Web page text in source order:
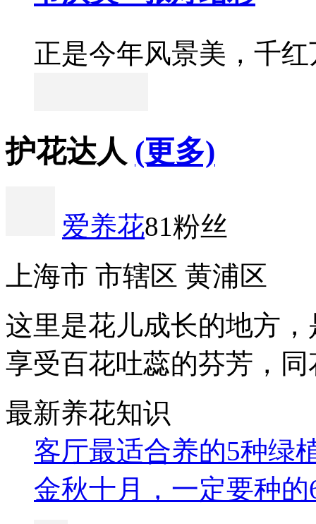
正是今年风景美，千
护花达人 (更多)
爱养花81粉丝
上海市 市辖区 黄浦区
这里是花儿成长的地方
享受百花吐蕊的芬芳，
最新养花知识
客厅最适合养的5种绿
金秋十月，一定要种